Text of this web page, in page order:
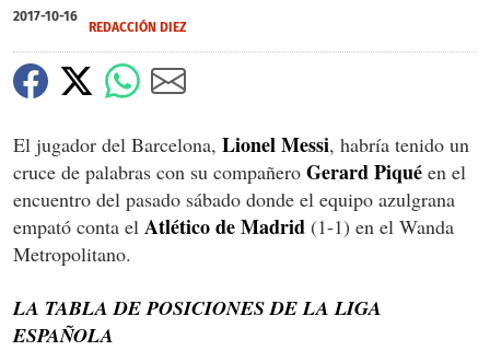
2017-10-16
REDACCIÓN DIEZ
El jugador del Barcelona, Lionel Messi, habría tenido un
cruce de palabras con su compañero Gerard Piqué en el
encuentro del pasado sábado donde el equipo azulgrana
empató conta el Atlético de Madrid (1-1) en el Wanda
Metropolitano.
LA TABLA DE POSICIONES DE LA LIGA
ESPAÑOLA